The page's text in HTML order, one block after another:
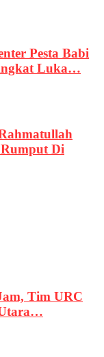
Pesta Babi
Luka…
Di
Tim URC